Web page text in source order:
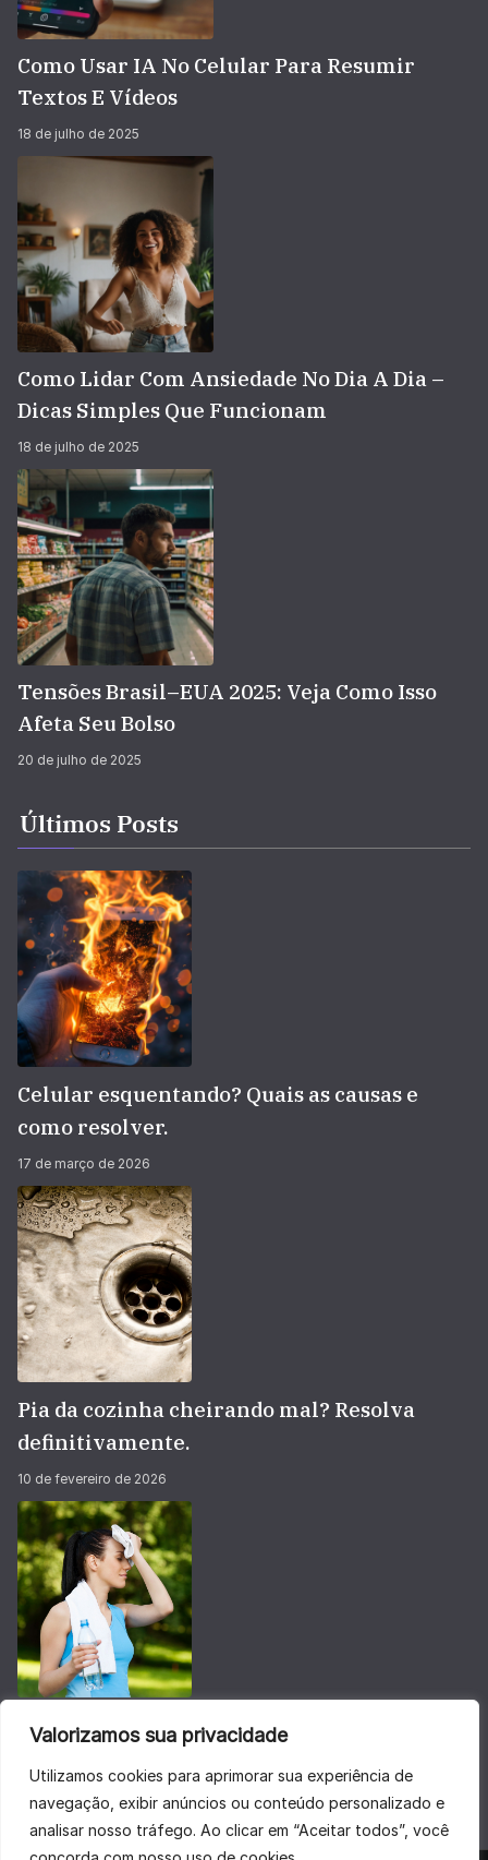
Valorizamos sua privacidade
Utilizamos cookies para aprimorar sua experiência de
navegação, exibir anúncios ou conteúdo personalizado e
analisar nosso tráfego. Ao clicar em “Aceitar todos”, você
Como Usar IA No Celular Para Resumir
Textos E Vídeos
18 de julho de 2025
Como Lidar Com Ansiedade No Dia A Dia –
Dicas Simples Que Funcionam
18 de julho de 2025
Tensões Brasil–EUA 2025: Veja Como Isso
Afeta Seu Bolso
20 de julho de 2025
Últimos Posts
Celular esquentando? Quais as causas e
como resolver.
17 de março de 2026
Pia da cozinha cheirando mal? Resolva
definitivamente.
10 de fevereiro de 2026
Não deixe sua energia baixar no calorão do
28 de janeiro de 2026